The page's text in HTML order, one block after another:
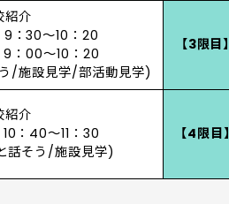
紹介
9：30～10：20
9：00～10：20
/施設見学/部活動見学)
【3限目】
紹介
：40～11：30
話そう/施設見学)
【4限目】